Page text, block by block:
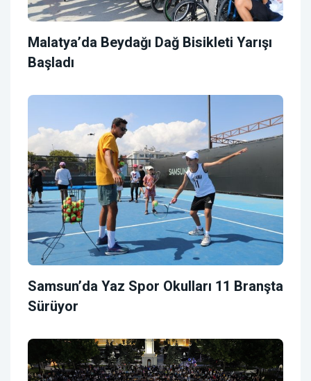
Malatya’da Beydağı Dağ Bisikleti Yarışı
Başladı
Samsun’da Yaz Spor Okulları 11 Branşta
Sürüyor